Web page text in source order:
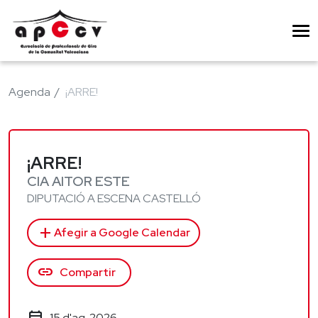
Agenda ¡ARRE!
¡ARRE!
CIA AITOR ESTE
DIPUTACIÓ A ESCENA CASTELLÓ
add Afegir a Google Calendar
link Compartir